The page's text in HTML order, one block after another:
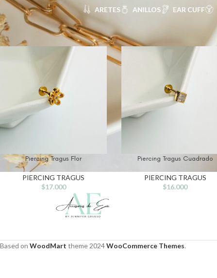
ARETES ANILLOS EAR CUFF
Inicio
PIERCING PIERCING TRAGUS
Piercing Tragus Flor
PIERCING TRAGUS
$17.000
Piercing Tragus Cuadrado
PIERCING TRAGUS
$16.000
Based on WoodMart theme 2024WooCommerce Themes.